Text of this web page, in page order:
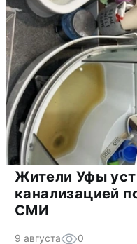
Жители Уфы
канализацией
СМИ
9 августа 0